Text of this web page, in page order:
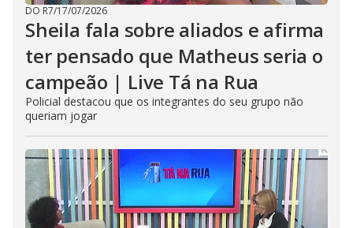
DO R7/17/07/2026
Sheila fala sobre aliados e afirma
ter pensado que Matheus seria o
campeão | Live Tá na Rua
Policial destacou que os integrantes do seu grupo não
queriam jogar